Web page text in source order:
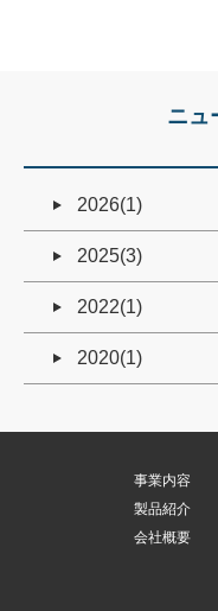
ニュ
2026(1)
2025(3)
2022(1)
2020(1)
事業内容
製品紹介
会社概要